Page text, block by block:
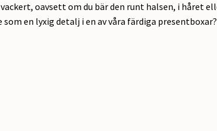
oavsett om du bär den runt halsen, i håret
en lyxig detalj i en av våra färdiga presentboxar?